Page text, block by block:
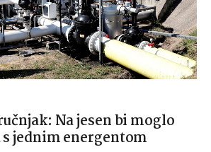
Na jesen bi moglo
jednim energentom